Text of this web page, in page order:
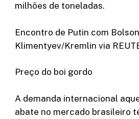
milhões de toneladas.
Encontro de Putin com
Klimentyev/Kremlin via
Preço do boi gordo
A demanda internacional
abate no mercado brasileiro